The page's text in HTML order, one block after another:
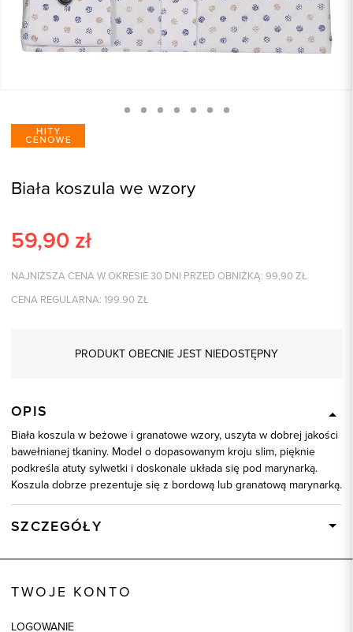
Biała koszula we wzory
59,90 zł
NAJNIŻSZA CENA W OKRESIE 30 DNI PRZED OBNIŻKĄ: 99,90 ZŁ
CENA REGULARNA: 199.90 ZŁ
PRODUKT OBECNIE JEST NIEDOSTĘPNY
OPIS
Biała koszula w beżowe i granatowe wzory, uszyta w dobrej jakości
bawełnianej tkaniny. Model o dopasowanym kroju slim, pięknie
podkreśla atuty sylwetki i doskonale układa się pod marynarką.
Koszula dobrze prezentuje się z bordową lub granatową marynarką.
SZCZEGÓŁY
TWOJE KONTO
LOGOWANIE